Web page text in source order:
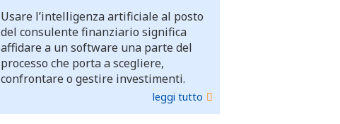
Usare l’intelligenza artificiale al posto
del consulente finanziario significa
affidare a un software una parte del
processo che porta a scegliere,
confrontare o gestire investimenti.
leggi tutto